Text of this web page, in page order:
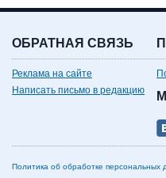
ОБРАТНАЯ СВЯЗЬ
Реклама на сайте
Написать письмо в редакцию
Политика об обработке персональных